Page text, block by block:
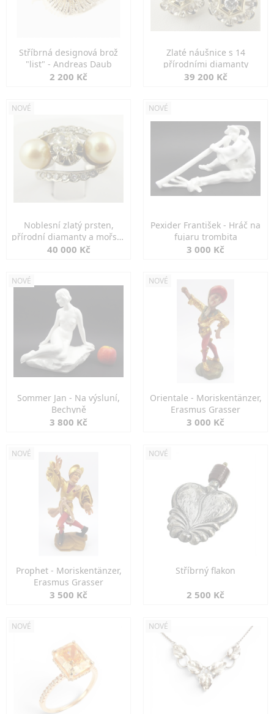
Stříbrná designová brož
"list" - Andreas Daub
2 200 Kč
Zlaté náušnice s 14
přírodními diamanty
39 200 Kč
NOVÉ
Noblesní zlatý prsten,
přírodní diamanty a mořské
perly
40 000 Kč
NOVÉ
Pexider František - Hráč na
fujaru trombita
3 000 Kč
NOVÉ
Sommer Jan - Na výsluní,
Bechyně
3 800 Kč
NOVÉ
Orientale - Moriskentänzer,
Erasmus Grasser
3 000 Kč
NOVÉ
Prophet - Moriskentänzer,
Erasmus Grasser
3 500 Kč
NOVÉ
Stříbrný flakon
2 500 Kč
NOVÉ NOVÉ